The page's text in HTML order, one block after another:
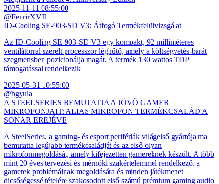
2025-11-11 08:55:00
@FenrirXVII
ID-Cooling SE-903-SD V3: Átfogó Termékfelülvizsgálat
Az ID-Cooling SE-903-SD V3 egy kompakt, 92 milliméteres
ventilátorral szerelt processzor léghűtő, amely a költségvetés-barát
szegmensben pozicionálja magát. A termék 130 wattos TDP
támogatással rendelkezik
2025-05-31 10:55:00
@bgyula
A STEELSERIES BEMUTATJA A JÖVŐ GAMER
MIKROFONJAIT: ALIAS MIKROFON TERMÉKCSALÁD A
SONAR EREJÉVE
A SteelSeries, a gaming- és esport perifériák világelső gyártója ma
bemutatta legújabb termékcsaládját és az első olyan
mikrofonmegoldását, amely kifejezetten gamereknek készült. A több
mint 20 éves tervezési és mérnöki szakértelemmel rendelkező, a
gamerek problémáinak megoldására és minden játékmenet
dicsőségessé tételére szakosodott első számú prémium gaming audio